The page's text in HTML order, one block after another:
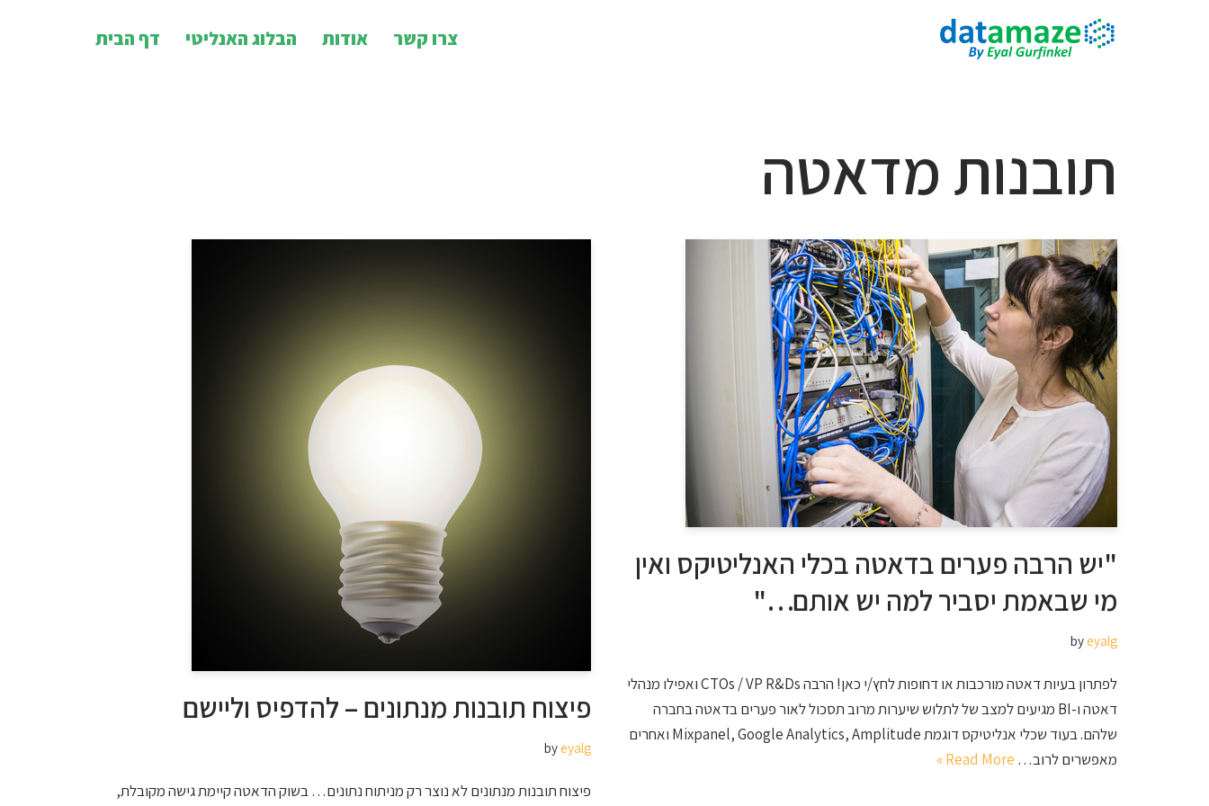
צרו קשר אודות הבלוג האנליטי דף הבית
תובנות מדאטה
"יש הרבה פערים בדאטה בכלי האנליטיקס ואין
מי שבאמת יסביר למה יש אותם…"
by eyalg
לפתרון בעיות דאטה מורכבות או דחופות לחץ/י כאן! הרבה CTOs / VP R&Ds ואפילו מנהלי
דאטה ו-BI מגיעים למצב של לתלוש שיערות מרוב תסכול לאור פערים בדאטה בחברה
שלהם. בעוד שכלי אנליטיקס דוגמת Mixpanel, Google Analytics, Amplitude ואחרים
מאפשרים לרוב… Read More »
פיצוח תובנות מנתונים – להדפיס וליישם
by eyalg
פיצוח תובנות מנתונים לא נוצר רק מניתוח נתונים… בשוק הדאטה קיימת גישה מקובלת,